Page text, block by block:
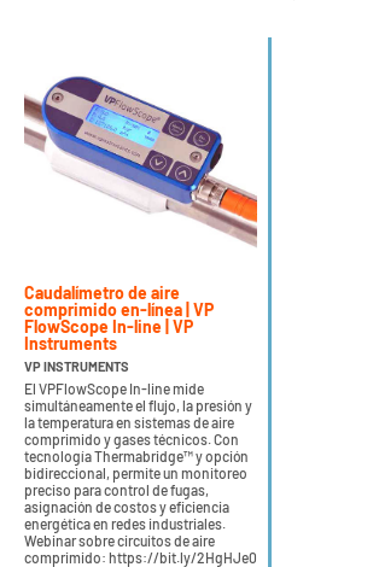
Caudalímetro de aire
comprimido en-línea | VP
FlowScope In-line | VP
Instruments
VP INSTRUMENTS
El VPFlowScope In-line mide
simultáneamente el flujo, la presión y
la temperatura en sistemas de aire
comprimido y gases técnicos. Con
tecnología Thermabridge™ y opción
bidireccional, permite un monitoreo
preciso para control de fugas,
asignación de costos y eficiencia
energética en redes industriales.
Webinar sobre circuitos de aire
comprimido: https://bit.ly/2HgHJe0